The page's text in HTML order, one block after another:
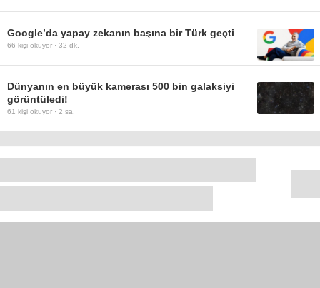
Google’da yapay zekanın başına bir Türk geçti
66 kişi okuyor · 32 dk.
Dünyanın en büyük kamerası 500 bin galaksiyi
görüntüledi!
61 kişi okuyor · 2 sa.